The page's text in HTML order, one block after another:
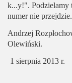
k...y!". Podzielamy
numer nie przejdzie.
Andrzej
1 sierpnia 2013 r.